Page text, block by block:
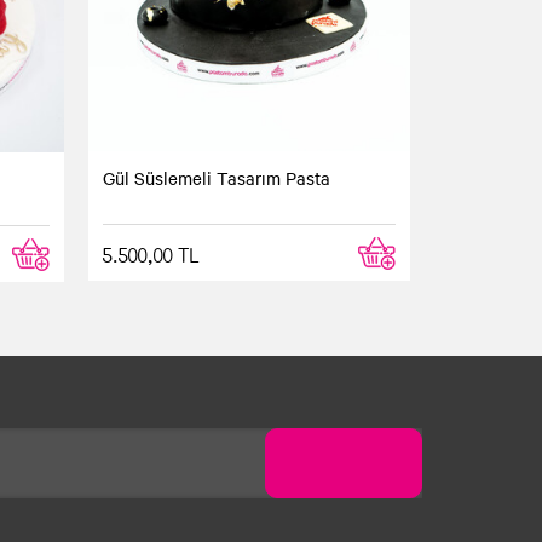
sipariş çok kolay. Daha ne olsun
damağımızda kaldı. Siparişim
Gül Süslemeli Tasarım Pasta
5.500,00 TL